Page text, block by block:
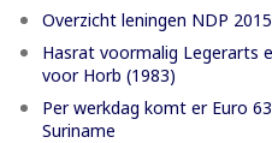
Overzicht leningen NDP
Hasrat voormalig Legerarts
voor Horb (1983)
Per werkdag komt er Euro
Suriname